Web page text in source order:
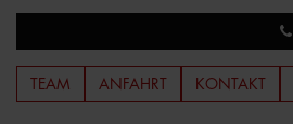
TEAM ANFAHRT KONTAKT